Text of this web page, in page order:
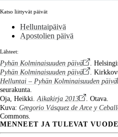
Katso liittyvät päivät
Helluntaipäivä
Apostolien päivä
Lähteet:
Pyhän Kolminaisuuden päivä
.
Pyhän Kolminaisuuden päivä
.
Helluntai – Pyhän Kolminaisuuden päivä
seurakunta.
Oja, Heikki.Aikakirja 2013
. Otava.
Kuva: Gregorio Vásquez de Arce y
Commons.
MENNEET JA TULEVAT